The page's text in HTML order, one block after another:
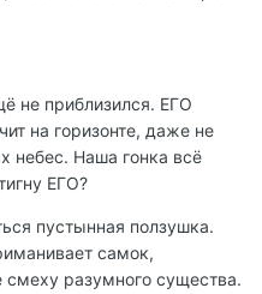
не приблизился. ЕГО
на горизонте, даже не
небес. Наша гонка всё
ЕГО?
пустынная ползушка.
самок,
смеху разумного существа.